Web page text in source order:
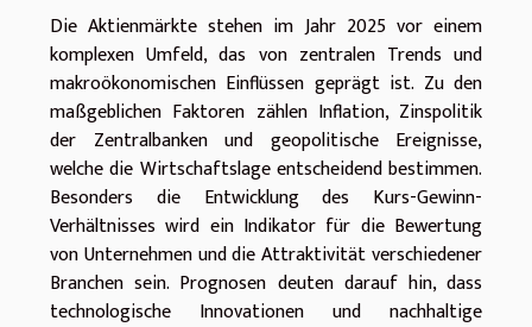
Die Aktienmärkte stehen im Jahr 2025 vor einem
komplexen Umfeld, das von zentralen Trends und
makroökonomischen Einflüssen geprägt ist. Zu den
maßgeblichen Faktoren zählen Inflation, Zinspolitik
der Zentralbanken und geopolitische Ereignisse,
welche die Wirtschaftslage entscheidend bestimmen.
Besonders die Entwicklung des Kurs-Gewinn-
Verhältnisses wird ein Indikator für die Bewertung
von Unternehmen und die Attraktivität verschiedener
Branchen sein. Prognosen deuten darauf hin, dass
technologische Innovationen und nachhaltige